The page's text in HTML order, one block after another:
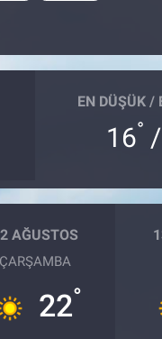
EN DÜŞÜK /
16°
AĞUSTOS
ÇARŞAMBA
22°